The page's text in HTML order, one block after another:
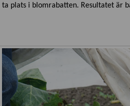
ta plats i blomrabatten. Resultatet är